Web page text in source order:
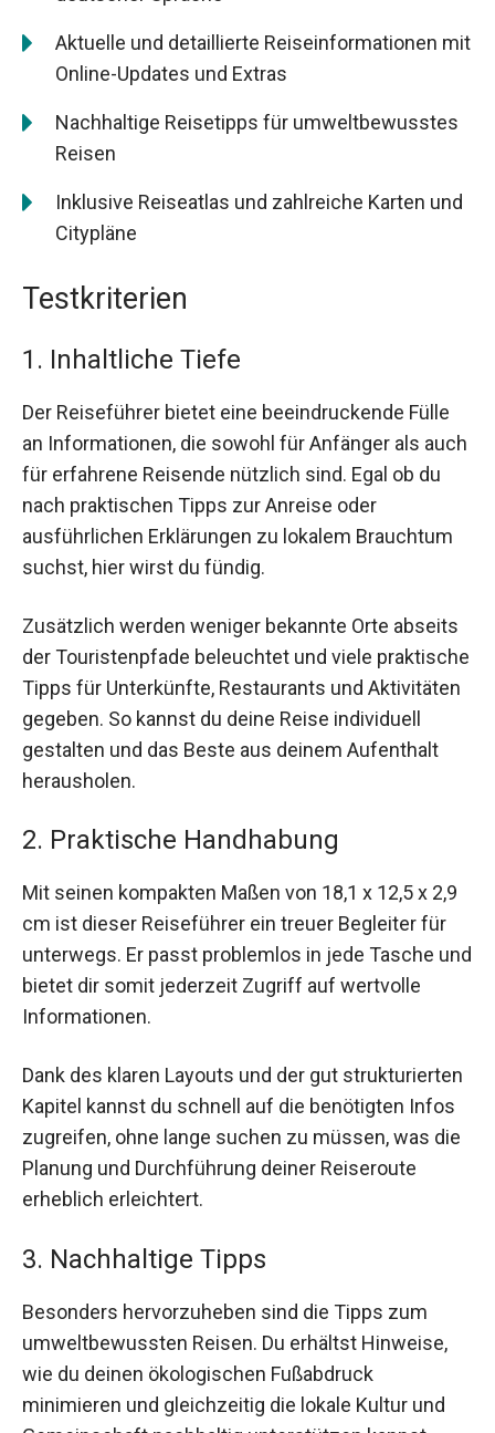
Aktuelle und detaillierte Reiseinformationen mit
Online-Updates und Extras
Nachhaltige Reisetipps für umweltbewusstes
Reisen
Inklusive Reiseatlas und zahlreiche Karten und
Citypläne
Testkriterien
1. Inhaltliche Tiefe
Der Reiseführer bietet eine beeindruckende Fülle
an Informationen, die sowohl für Anfänger als auch
für erfahrene Reisende nützlich sind. Egal ob du
nach praktischen Tipps zur Anreise oder
ausführlichen Erklärungen zu lokalem Brauchtum
suchst, hier wirst du fündig.
Zusätzlich werden weniger bekannte Orte abseits
der Touristenpfade beleuchtet und viele praktische
Tipps für Unterkünfte, Restaurants und Aktivitäten
gegeben. So kannst du deine Reise individuell
gestalten und das Beste aus deinem Aufenthalt
herausholen.
2. Praktische Handhabung
Mit seinen kompakten Maßen von 18,1 x 12,5 x 2,9
cm ist dieser Reiseführer ein treuer Begleiter für
unterwegs. Er passt problemlos in jede Tasche und
bietet dir somit jederzeit Zugriff auf wertvolle
Informationen.
Dank des klaren Layouts und der gut strukturierten
Kapitel kannst du schnell auf die benötigten Infos
zugreifen, ohne lange suchen zu müssen, was die
Planung und Durchführung deiner Reiseroute
erheblich erleichtert.
3. Nachhaltige Tipps
Besonders hervorzuheben sind die Tipps zum
umweltbewussten Reisen. Du erhältst Hinweise,
wie du deinen ökologischen Fußabdruck
minimieren und gleichzeitig die lokale Kultur und